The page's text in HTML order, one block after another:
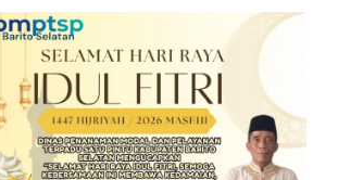
Disita